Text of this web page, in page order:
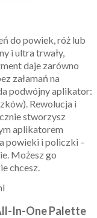
do powiek, róż lub
i ultra trwały,
daje zarówno
załamań na
podwójny aplikator:
Rewolucja i
stworzysz
aplikatorem
powieki i policzki –
Możesz go
chcesz.
In-One Palette